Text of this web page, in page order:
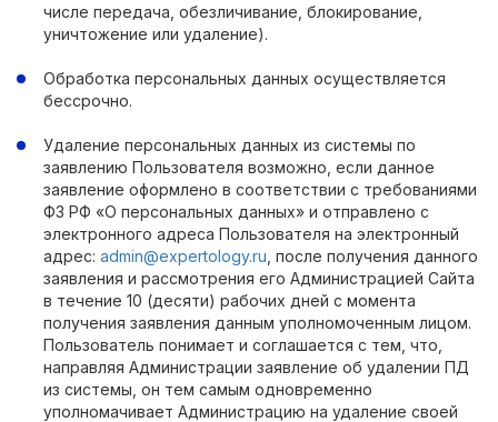
числе передача, обезличивание, блокирование,
уничтожение или удаление).
Обработка персональных данных осуществляется
бессрочно.
Удаление персональных данных из системы по
заявлению Пользователя возможно, если данное
заявление оформлено в соответствии с требованиями
ФЗ РФ «О персональных данных» и отправлено с
электронного адреса Пользователя на электронный
адрес: admin@expertology.ru , после получения данного
заявления и рассмотрения его Администрацией Сайта
в течение 10 (десяти) рабочих дней с момента
получения заявления данным уполномоченным лицом.
Пользователь понимает и соглашается с тем, что,
направляя Администрации заявление об удалении ПД
из системы, он тем самым одновременно
уполномачивает Администрацию на удаление своей